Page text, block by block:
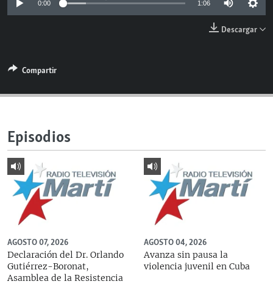
RADIO MARTÍ
LA REALIDAD DE LA VIVIENDA EN CUBA
SER VIEJO EN CUBA
LOS SANTOS DE HIALEAH
DESINFORMACIÓN RUSA EN AMÉRICA LATINA
LA INVASIÓN DE RUSIA A UCRANIA
EDITORIALES
0:00 1:06
Descargar
Compartir
Episodios
AGOSTO 07, 2026
Declaración del Dr. Orlando
Gutiérrez-Boronat,
Asamblea de la Resistencia
AGOSTO 04, 2026
Avanza sin pausa la
violencia juvenil en Cuba